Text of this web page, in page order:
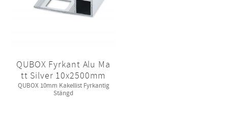
QUBOX Fyrkant Alu Ma
tt Silver 10x2500mm
QUBOX 10mm Kakellist Fyrkantig
Stängd